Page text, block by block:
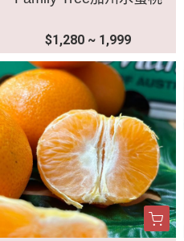
$1,280 ~ 1,999